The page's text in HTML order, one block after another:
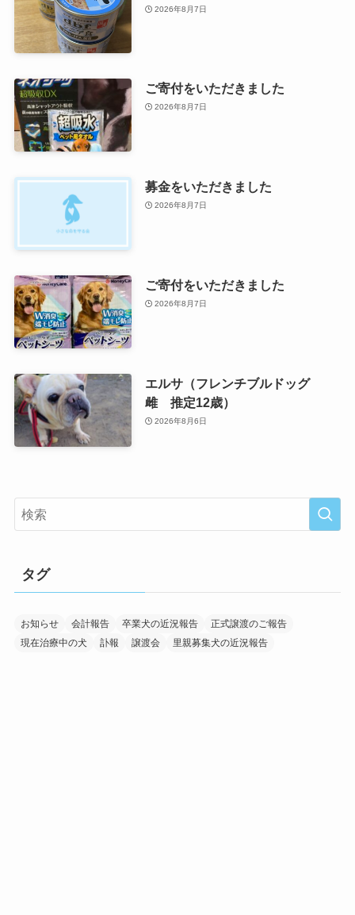
2026年8月7日
ご寄付をいただきました
2026年8月7日
募金をいただきました
2026年8月7日
ご寄付をいただきました
2026年8月7日
エルサ（フレンチブルドッグ
雌 推定12歳）
2026年8月6日
タグ
お知らせ 会計報告 卒業犬の近況報告
正式譲渡のご報告
現在治療中の犬
訃報 譲渡会 里親募集犬の近況報告